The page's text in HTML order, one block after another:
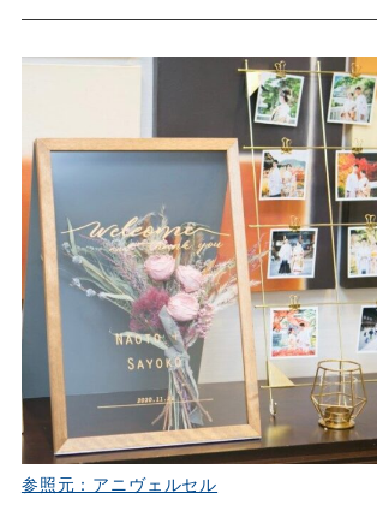
参照元：アニヴェルセル